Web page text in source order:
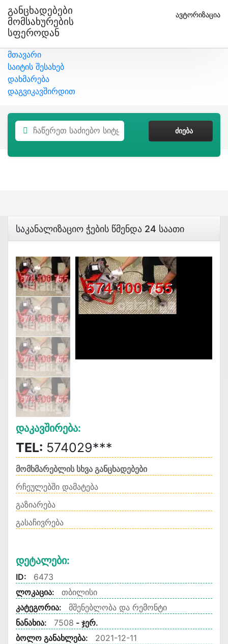
Განცხადებები
Მომსახურების
Სფეროდან
ავტორიზაცია
მთავარი
საიტის შესახებ
დახმარება
დაგვიკავშირდით
ᲫᲘᲔᲑᲐ
Საკანალიზაციო Ჭების Წმენდა 24 Საათი
Დაკავშირება:
TEL: 574029***
მომხმარებლის სხვა განცხადებები
რჩეულებში დამატება
გაზიარება
გასაჩივრება
Დეტალები:
ID:
6473
ლოკაცია:
თბილისი
კატეგორია:
მშენებლობა და რემონტი
ნანახია:
7508 - ჯერ.
ბოლო განახლება:
2021-12-11